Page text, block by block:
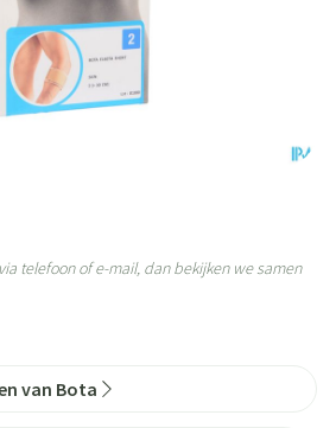
telefoon of e-mail, dan bekijken we samen
van Bota